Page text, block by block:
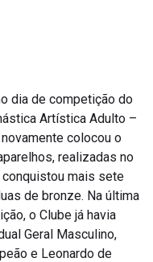
dia de competição do
Artística Adulto –
colocou o
realizadas no
mais sete
de bronze. Na última
o Clube já havia
Geral Masculino,
e Leonardo de